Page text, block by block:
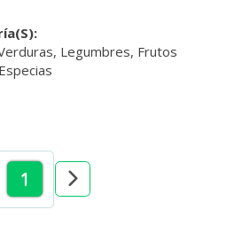
Legumbres, Frutos
1